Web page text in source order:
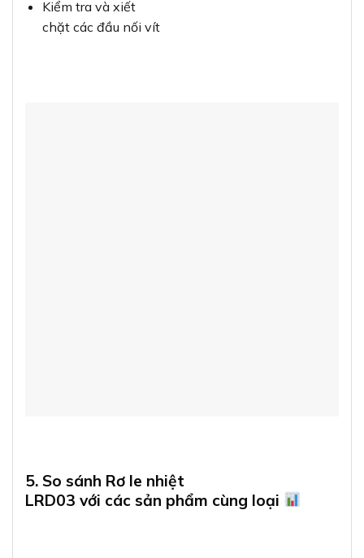
Kiểm tra và xiết
chặt các đầu nối vít
5. So sánh Rơ le nhiệt
LRD03 với các sản phẩm cùng loại